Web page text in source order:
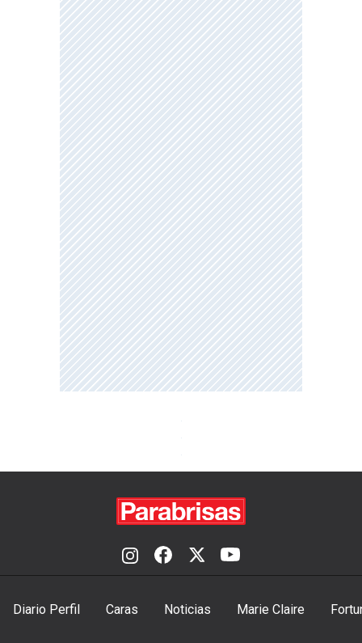
Diario Perfil Caras Noticias Marie Claire